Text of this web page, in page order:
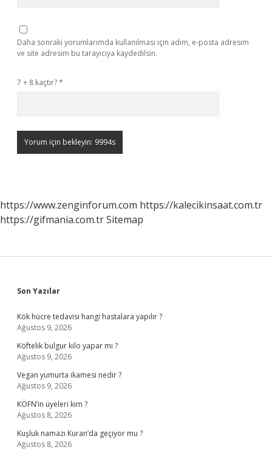
Daha sonraki yorumlarımda kullanılması için adım, e-posta adresim
ve site adresim bu tarayıcıya kaydedilsin.
7 + 8 kaçtır?*
https://www.zenginforum.com https://kalecikinsaat.com.tr
https://gifmania.com.trSitemap
Sidebar
Son Yazılar
Kök hücre tedavisi hangi hastalara yapılır ?
Ağustos 9, 2026
Köftelik bulgur kilo yapar mı ?
Ağustos 9, 2026
Vegan yumurta ikamesi nedir ?
Ağustos 9, 2026
KÖFN’in üyeleri kim ?
Ağustos 8, 2026
Kuşluk namazı Kuran’da geçiyor mu ?
Ağustos 8, 2026